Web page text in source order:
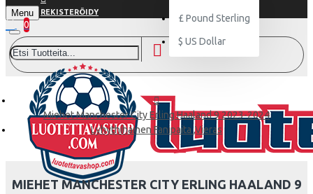
REKISTERÖIDY
£ Pound Sterling
$ US Dollar
Menu
0
Miehet Manchester City Erling Haaland 9 2023-2024
Lyhythihainen Fanipaita ,Vieras
MIEHET MANCHESTER CITY ERLING HAALAND 9